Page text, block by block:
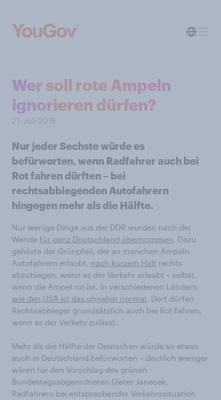
Wer soll rote Ampeln
ignorieren dürfen?
21. Juli 2016
Nur jeder Sechste würde es
befürworten, wenn Radfahrer auch bei
Rot fahren dürften – bei
rechtsabbiegenden Autofahrern
hingegen mehr als die Hälfte.
Nur wenige Dinge aus der DDR wurden nach der
Wende für ganz Deutschland übernommen. Dazu
gehörte der Grünpfeil, der an manchen Ampeln
Autofahrern erlaubt, nach kurzem Halt rechts
abzubiegen, wenn es der Verkehr erlaubt – selbst,
wenn die Ampel rot ist. In verschiedenen Ländern
wie den USA ist das ohnehin normal. Dort dürfen
Rechtsabbieger grundsätzlich auch bei Rot fahren,
wenn es der Verkehr zulässt.
Mehr als die Hälfte der Deutschen würde so etwas
auch in Deutschland befürworten – deutlich weniger
wären für den Vorschlag des grünen
Bundestagsabgeordneten Dieter Janecek,
Radfahrern bei entsprechender Verkehrssituation